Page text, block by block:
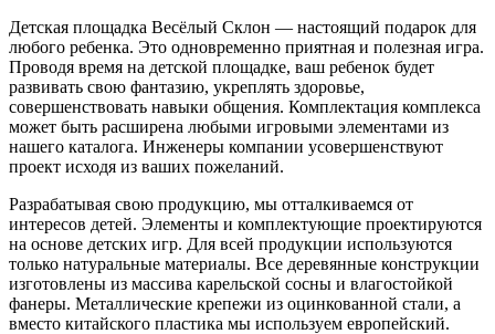
Детская площадка Весёлый Склон — настоящий подарок для
любого ребенка. Это одновременно приятная и полезная игра.
Проводя время на детской площадке, ваш ребенок будет
развивать свою фантазию, укреплять здоровье,
совершенствовать навыки общения. Комплектация комплекса
может быть расширена любыми игровыми элементами из
нашего каталога. Инженеры компании усовершенствуют
проект исходя из ваших пожеланий.
Разрабатывая свою продукцию, мы отталкиваемся от
интересов детей. Элементы и комплектующие проектируются
на основе детских игр. Для всей продукции используются
только натуральные материалы. Все деревянные конструкции
изготовлены из массива карельской сосны и влагостойкой
фанеры. Металлические крепежи из оцинкованной стали, а
вместо китайского пластика мы используем европейский.